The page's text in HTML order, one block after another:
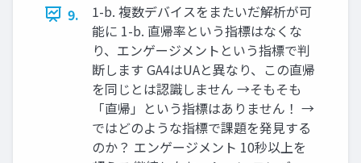
9.
1-b. 複数デバイスをまたいだ解析が可
能に 1-b. 直帰率という指標はなくな
り、エンゲージメントという指標で判
断します GA4はUAと異なり、この直帰
を同じとは認識しません →そもそも
「直帰」という指標はありません！ →
ではどのような指標で課題を発見する
のか？ エンゲージメント 10秒以上を